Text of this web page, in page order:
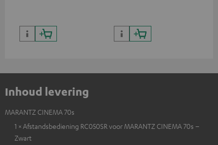
Inhoud levering
MARANTZ CINEMA 70s
1 × Afstandsbediening RC050SR voor MARANTZ CINEMA 70s –
Zwart